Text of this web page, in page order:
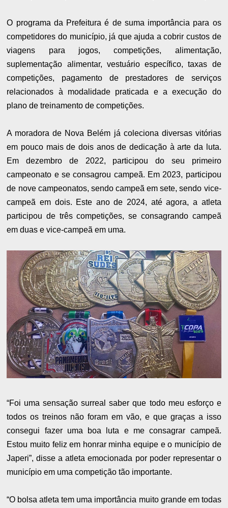
O programa da Prefeitura é de suma importância para os
competidores do município, já que ajuda a cobrir custos de
viagens para jogos, competições, alimentação,
suplementação alimentar, vestuário específico, taxas de
competições, pagamento de prestadores de serviços
relacionados à modalidade praticada e a execução do
plano de treinamento de competições.
A moradora de Nova Belém já coleciona diversas vitórias
em pouco mais de dois anos de dedicação à arte da luta.
Em dezembro de 2022, participou do seu primeiro
campeonato e se consagrou campeã. Em 2023, participou
de nove campeonatos, sendo campeã em sete, sendo vice-
campeã em dois. Este ano de 2024, até agora, a atleta
participou de três competições, se consagrando campeã
em duas e vice-campeã em uma.
“Foi uma sensação surreal saber que todo meu esforço e
todos os treinos não foram em vão, e que graças a isso
consegui fazer uma boa luta e me consagrar campeã.
Estou muito feliz em honrar minha equipe e o município de
Japeri”, disse a atleta emocionada por poder representar o
município em uma competição tão importante.
“O bolsa atleta tem uma importância muito grande em todas